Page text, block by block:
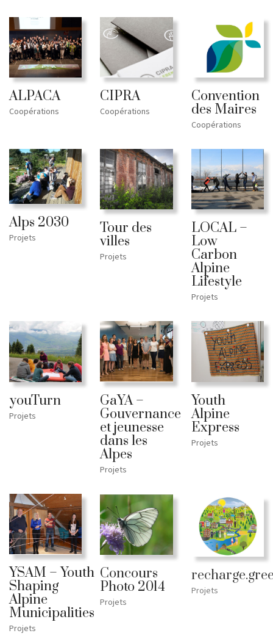
ALPACA
Coopérations
CIPRA
Coopérations
Convention
des Maires
Coopérations
Alps 2030
Projets
Tour des
villes
Projets
LOCAL –
Low
Carbon
Alpine
Lifestyle
Projets
youTurn
Projets
GaYA –
Gouvernance
et jeunesse
dans les
Alpes
Projets
Youth
Alpine
Express
Projets
YSAM – Youth
Shaping
Alpine
Municipalities
Projets
Concours
Photo 2014
Projets
Projets